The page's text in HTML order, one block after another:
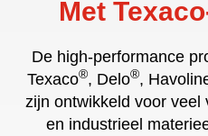
Met
De high-performance
Texaco®, Delo®,
zijn ontwikkeld voor veel
en industrieel